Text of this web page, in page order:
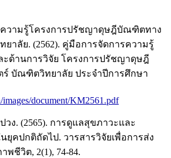
วามรู้โครงการปรัชญาดุษฎีบัณฑิตทาง
าลัย. (2562). คู่มือการจัดการความรู้
ด้านการวิจัย โครงการปรัชญาดุษฎี
บัณฑิตวิทยาลัย ประจำปีการศึกษา
document/KM2561.pdf
. (2565). การดูแลสุขภาวะและ
คปกติถัดไป. วารสารวิจัยเพื่อการส่ง
ชีวิต, 2(1), 74-84.